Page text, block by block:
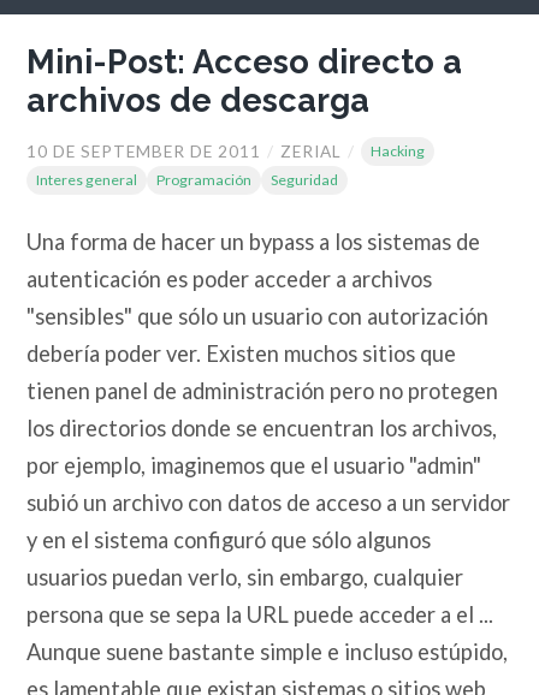
Mini-Post: Acceso directo a
archivos de descarga
10 DE SEPTEMBER DE 2011 / ZERIAL /
Hacking
Interes general
Programación Seguridad
Una forma de hacer un bypass a los sistemas de
autenticación es poder acceder a archivos
"sensibles" que sólo un usuario con autorización
debería poder ver. Existen muchos sitios que
tienen panel de administración pero no protegen
los directorios donde se encuentran los archivos,
por ejemplo, imaginemos que el usuario "admin"
subió un archivo con datos de acceso a un servidor
y en el sistema configuró que sólo algunos
usuarios puedan verlo, sin embargo, cualquier
persona que se sepa la URL puede acceder a el ...
Aunque suene bastante simple e incluso estúpido,
es lamentable que existan sistemas o sitios web